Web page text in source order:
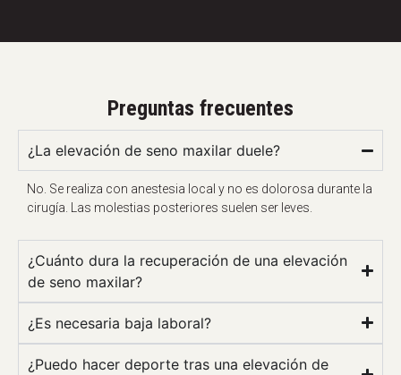
Preguntas frecuentes
¿La elevación de seno maxilar duele?
No. Se realiza con anestesia local y no es dolorosa durante la
cirugía. Las molestias posteriores suelen ser leves.
¿Cuánto dura la recuperación de una elevación
de seno maxilar?
¿Es necesaria baja laboral?
¿Puedo hacer deporte tras una elevación de